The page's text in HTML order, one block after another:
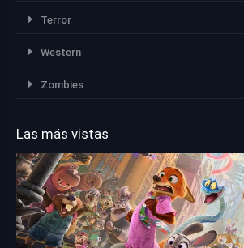
Terror
Western
Zombies
Las más vistas